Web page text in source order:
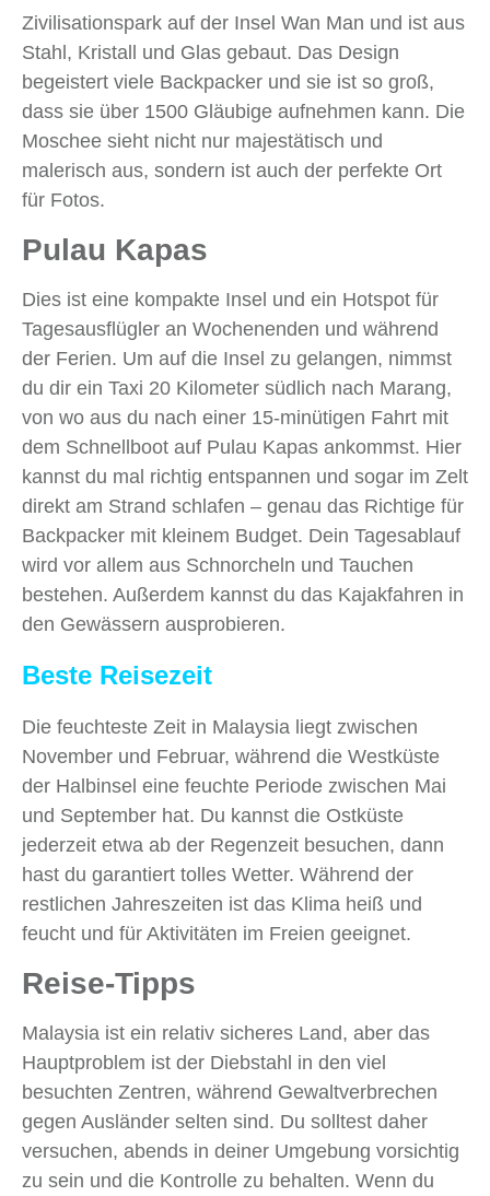
Zivilisationspark auf der Insel Wan Man und ist aus
Stahl, Kristall und Glas gebaut. Das Design
begeistert viele Backpacker und sie ist so groß,
dass sie über 1500 Gläubige aufnehmen kann. Die
Moschee sieht nicht nur majestätisch und
malerisch aus, sondern ist auch der perfekte Ort
für Fotos.
Pulau Kapas
Dies ist eine kompakte Insel und ein Hotspot für
Tagesausflügler an Wochenenden und während
der Ferien. Um auf die Insel zu gelangen, nimmst
du dir ein Taxi 20 Kilometer südlich nach Marang,
von wo aus du nach einer 15-minütigen Fahrt mit
dem Schnellboot auf Pulau Kapas ankommst. Hier
kannst du mal richtig entspannen und sogar im Zelt
direkt am Strand schlafen – genau das Richtige für
Backpacker mit kleinem Budget. Dein Tagesablauf
wird vor allem aus Schnorcheln und Tauchen
bestehen. Außerdem kannst du das Kajakfahren in
den Gewässern ausprobieren.
Beste Reisezeit
Die feuchteste Zeit in Malaysia liegt zwischen
November und Februar, während die Westküste
der Halbinsel eine feuchte Periode zwischen Mai
und September hat. Du kannst die Ostküste
jederzeit etwa ab der Regenzeit besuchen, dann
hast du garantiert tolles Wetter. Während der
restlichen Jahreszeiten ist das Klima heiß und
feucht und für Aktivitäten im Freien geeignet.
Reise-Tipps
Malaysia ist ein relativ sicheres Land, aber das
Hauptproblem ist der Diebstahl in den viel
besuchten Zentren, während Gewaltverbrechen
gegen Ausländer selten sind. Du solltest daher
versuchen, abends in deiner Umgebung vorsichtig
zu sein und die Kontrolle zu behalten. Wenn du